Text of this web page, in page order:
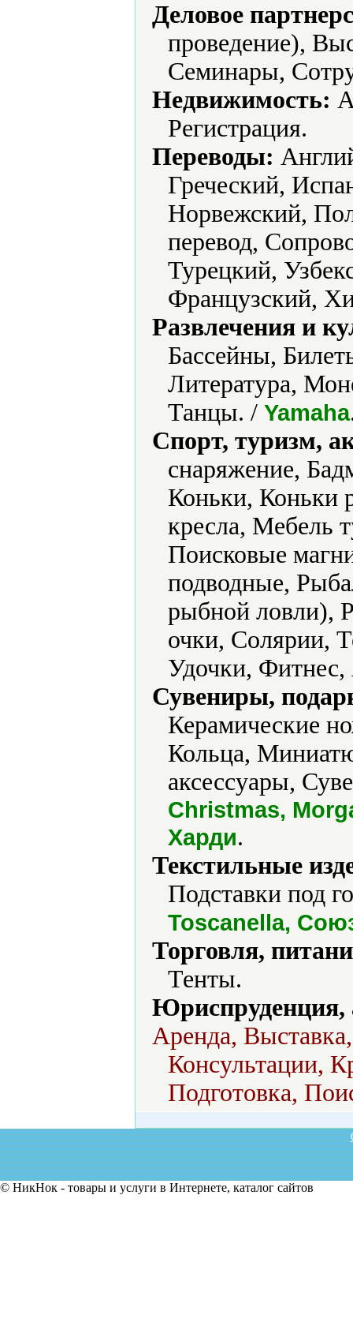
Деловое
проведение),
Семинары,
Недвижимость:
Регистрация.
Переводы:
Греческий,
Норвежский,
перевод,
Турецкий,
Французский,
Развлечения и
Бассейны,
Литература,
Танцы. / Yamaha
Спорт, туризм,
снаряжение,
Коньки, Коньки
кресла, Мебель
Поисковые
подводные,
рыбной ловли),
очки, Солярии,
Удочки,
Сувениры,
Керамические
Кольца,
аксессуары,
Christmas,
Харди.
Текстильные
Подставки под
Toscanella,
Торговля,
Тенты.
Юриспруденция,
Аренда,
Консультации,
Подготовка,
© НикНок - товары и услуги в Интернете, каталог сайтов